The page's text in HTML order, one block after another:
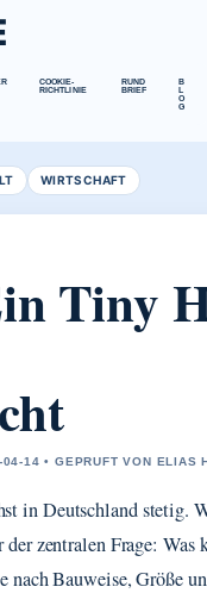
COOKIE-
RICHTLINIE
RUND
BRIEF
B
O
G
WIRTSCHAFT
Tiny
14 • GEPRUFT VON ELIAS
in Deutschland stetig.
zentralen Frage: Was
Bauweise, Größe